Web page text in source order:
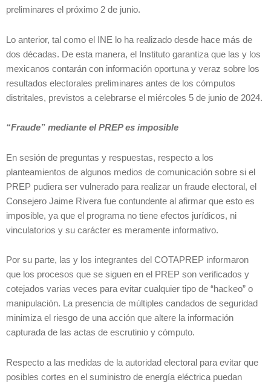
preliminares el próximo 2 de junio.
Lo anterior, tal como el INE lo ha realizado desde hace más de
dos décadas. De esta manera, el Instituto garantiza que las y los
mexicanos contarán con información oportuna y veraz sobre los
resultados electorales preliminares antes de los cómputos
distritales, previstos a celebrarse el miércoles 5 de junio de 2024.
“Fraude” mediante el PREP es imposible
En sesión de preguntas y respuestas, respecto a los
planteamientos de algunos medios de comunicación sobre si el
PREP pudiera ser vulnerado para realizar un fraude electoral, el
Consejero Jaime Rivera fue contundente al afirmar que esto es
imposible, ya que el programa no tiene efectos jurídicos, ni
vinculatorios y su carácter es meramente informativo.
Por su parte, las y los integrantes del COTAPREP informaron
que los procesos que se siguen en el PREP son verificados y
cotejados varias veces para evitar cualquier tipo de “hackeo” o
manipulación. La presencia de múltiples candados de seguridad
minimiza el riesgo de una acción que altere la información
capturada de las actas de escrutinio y cómputo.
Respecto a las medidas de la autoridad electoral para evitar que
posibles cortes en el suministro de energía eléctrica puedan